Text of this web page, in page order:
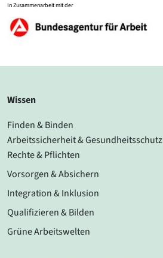
In Zusammenarbeit mit der
Wissen
Finden & Binden
Arbeitssicherheit & Gesundheitsschutz
Rechte & Pflichten
Vorsorgen & Absichern
Integration & Inklusion
Qualifizieren & Bilden
Grüne Arbeitswelten